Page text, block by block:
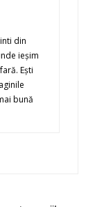
din
ieşim
Eşti
bună